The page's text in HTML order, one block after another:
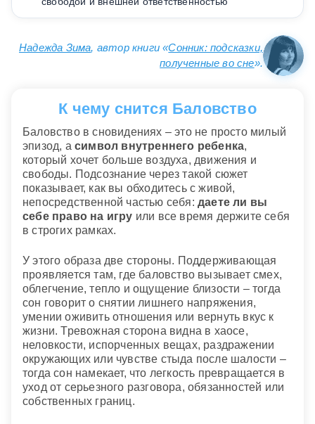
Надежда Зима, автор книги «Сонник: подсказки,
полученные во сне».
К чему снится Баловство
Баловство в сновидениях – это не просто милый
эпизод, а символ внутреннего ребенка,
который хочет больше воздуха, движения и
свободы. Подсознание через такой сюжет
показывает, как вы обходитесь с живой,
непосредственной частью себя: даете ли вы
себе право на игру или все время держите себя
в строгих рамках.
У этого образа две стороны. Поддерживающая
проявляется там, где баловство вызывает смех,
облегчение, тепло и ощущение близости – тогда
сон говорит о снятии лишнего напряжения,
умении оживить отношения или вернуть вкус к
жизни. Тревожная сторона видна в хаосе,
неловкости, испорченных вещах, раздражении
окружающих или чувстве стыда после шалости –
тогда сон намекает, что легкость превращается в
уход от серьезного разговора, обязанностей или
собственных границ.